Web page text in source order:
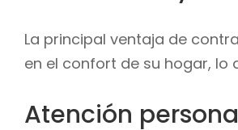
La principal ventaja de
en el confort de su hogar,
Atención